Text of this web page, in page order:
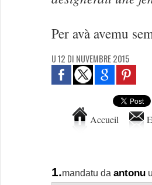
Per avà avemu
U 12 DI NUVEMBRE 2015
Accueil
1.mandatu da antonu